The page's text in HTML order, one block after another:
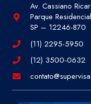
Av. Cassiano
Parque
SP – 12246-870
(11) 2295-5950
(12) 3500-0632